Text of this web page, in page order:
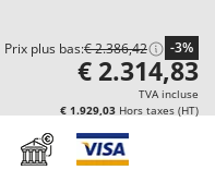
Extirpateurs
Prix plus bas:€ 2.386,42 -3%
€ 2.314,83
TVA incluse
€ 1.929,03 Hors taxes (HT)